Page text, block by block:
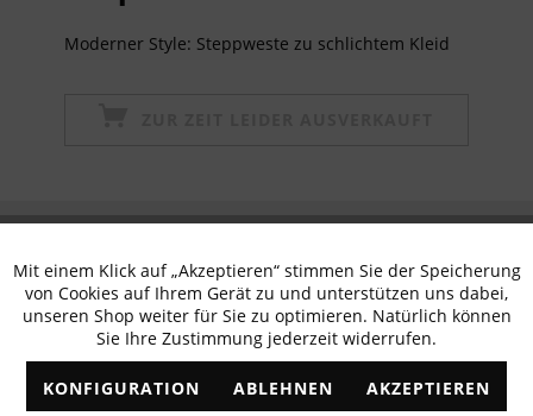
Moderner Style: Steppweste zu schlichtem Kleid
erhalten
✓ Exklusive Angebote ✓ Die aktuellsten Trends
Funktionale Aktiv
Marketing Inaktiv
Mit einem Klick auf „Akzeptieren“ stimmen Sie der Speicherung
von Cookies auf Ihrem Gerät zu und unterstützen uns dabei,
unseren Shop weiter für Sie zu optimieren. Natürlich können
Sie Ihre Zustimmung jederzeit widerrufen.
KONFIGURATION ABLEHNEN AKZEPTIEREN